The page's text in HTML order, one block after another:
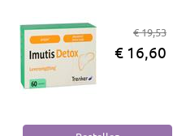
€ 19,53
€ 16,60